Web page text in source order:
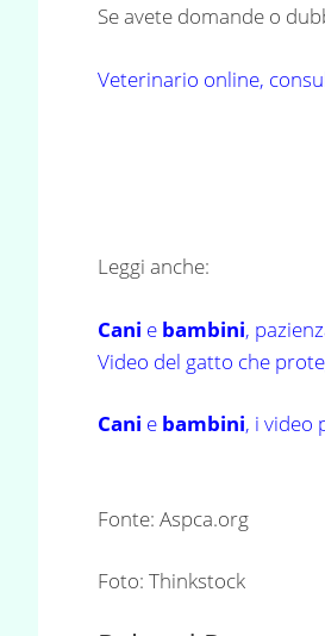
Se avete domande o
Veterinario online,
Leggi anche:
Cani e bambini,
Video del gatto che
Cani e bambini, i video
Fonte: Aspca.org
Foto: Thinkstock